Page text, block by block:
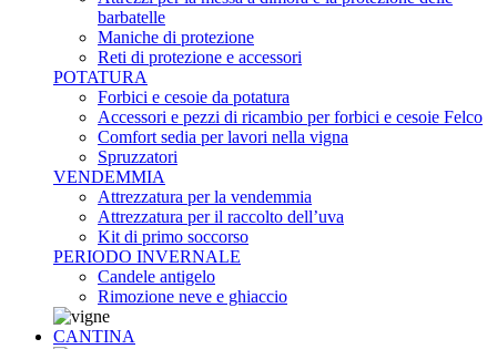
barbatelle
Maniche di protezione
Reti di protezione e accessori
POTATURA
Forbici e cesoie da potatura
Accessori e pezzi di ricambio per forbici e cesoie Felco
Comfort sedia per lavori nella vigna
Spruzzatori
VENDEMMIA
Attrezzatura per la vendemmia
Attrezzatura per il raccolto dell’uva
Kit di primo soccorso
PERIODO INVERNALE
Candele antigelo
Rimozione neve e ghiaccio
CANTINA